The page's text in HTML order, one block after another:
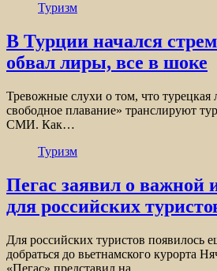
Туризм
В Турции начался
обвал лиры, все в шоке
Тревожные слухи о том, что турецкая
свободное плавание» транслируют
СМИ. Как…
Туризм
Пегас заявил о важной
для российских
Для российских туристов появилось
добраться до вьетнамского курорта
«Пегас» представил на…